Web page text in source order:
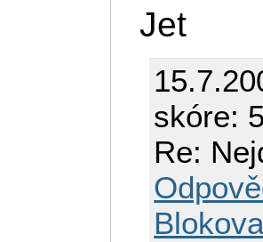
Jet
skóre:
Re: